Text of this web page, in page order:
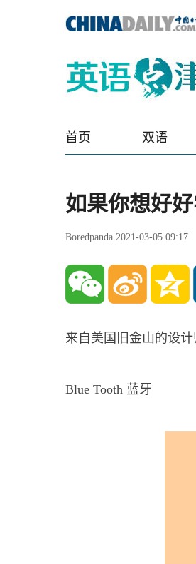
首页 双语
如果你想好
Boredpanda 2021-03-05 09:17
来自美国旧金山的设
Blue Tooth 蓝牙